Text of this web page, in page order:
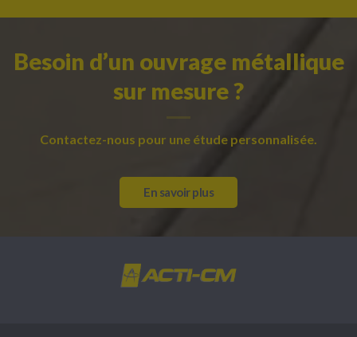
Besoin d’un ouvrage métallique
sur mesure ?
Contactez-nous pour une étude personnalisée.
En savoir plus